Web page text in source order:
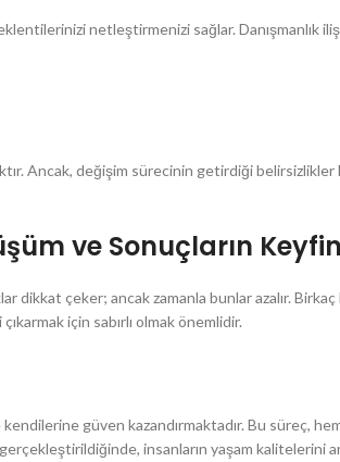
netleştirmenizi sağlar. Danışmanlık
Ancak, değişim sürecinin getirdiği belirsizlikler
ve Sonuçların
çeker; ancak zamanla bunlar azalır.
için sabırlı olmak önemlidir.
güven kazandırmaktadır. Bu süreç,
insanların yaşam kalitelerini